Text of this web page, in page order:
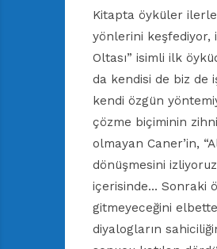
Kitapta öyküler
yönlerini keşfediyor,
Oltası” isimli ilk
da kendisi de biz de
kendi özgün
çözme biçiminin
olmayan Caner’in,
dönüşmesini
içerisinde… Sonraki
gitmeyeceğini
diyalogların